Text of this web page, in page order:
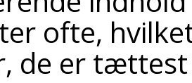
ofte,
de er